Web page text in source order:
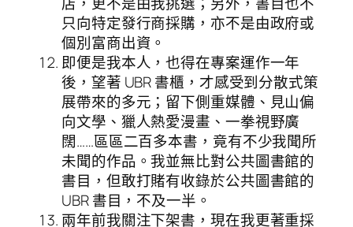
只向特定發行商採購，亦不是由政府或
個別富商出資。
即便是我本人，也得在專案運作一年
後，望著 UBR 書櫃，才感受到分散式策
展帶來的多元；留下側重媒體、見山偏
向文學、獵人熱愛漫畫、一拳視野廣
闊……區區二百多本書，竟有不少我聞所
未聞的作品。我並無比對公共圖書館的
書目，但敢打賭有收錄於公共圖書館的
UBR 書目，不及一半。
兩年前我關注下架書，現在我更著重採